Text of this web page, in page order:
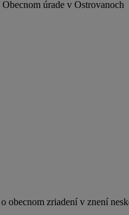
úrade v Ostrovanoch
zriadení v znení